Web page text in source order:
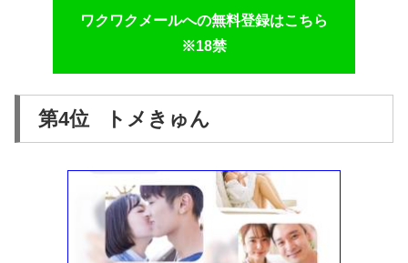
ワクワクメールへの無料登録はこちら
※18禁
第4位 トメきゅん